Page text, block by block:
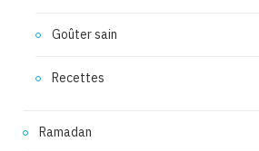
Goûter sain
Recettes
Ramadan